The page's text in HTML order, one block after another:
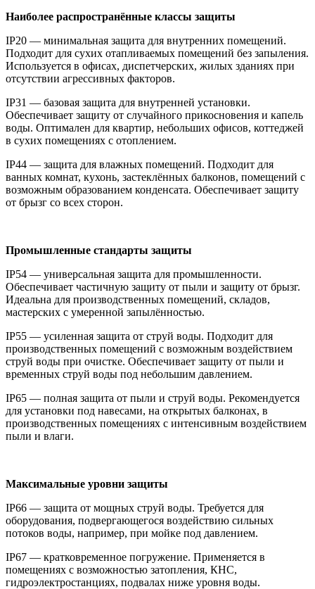
Наиболее распространённые классы защиты
IP20 — минимальная защита для внутренних помещений.
Подходит для сухих отапливаемых помещений без запыления.
Используется в офисах, диспетчерских, жилых зданиях при
отсутствии агрессивных факторов.
IP31 — базовая защита для внутренней установки.
Обеспечивает защиту от случайного прикосновения и капель
воды. Оптимален для квартир, небольших офисов, коттеджей
в сухих помещениях с отоплением.
IP44 — защита для влажных помещений. Подходит для
ванных комнат, кухонь, застеклённых балконов, помещений с
возможным образованием конденсата. Обеспечивает защиту
от брызг со всех сторон.
Промышленные стандарты защиты
IP54 — универсальная защита для промышленности.
Обеспечивает частичную защиту от пыли и защиту от брызг.
Идеальна для производственных помещений, складов,
мастерских с умеренной запылённостью.
IP55 — усиленная защита от струй воды. Подходит для
производственных помещений с возможным воздействием
струй воды при очистке. Обеспечивает защиту от пыли и
временных струй воды под небольшим давлением.
IP65 — полная защита от пыли и струй воды. Рекомендуется
для установки под навесами, на открытых балконах, в
производственных помещениях с интенсивным воздействием
пыли и влаги.
Максимальные уровни защиты
IP66 — защита от мощных струй воды. Требуется для
оборудования, подвергающегося воздействию сильных
потоков воды, например, при мойке под давлением.
IP67 — кратковременное погружение. Применяется в
помещениях с возможностью затопления, КНС,
гидроэлектростанциях, подвалах ниже уровня воды.